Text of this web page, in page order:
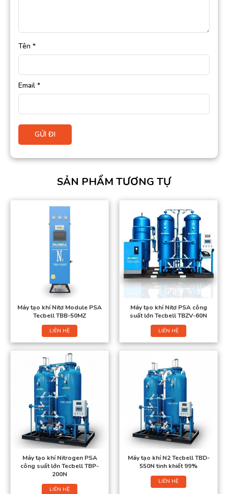
Tên *
Email *
SẢN PHẨM TƯƠNG TỰ
Máy tạo khí Nitơ Module PSA
Tecbell TBB-50MZ
LIÊN HỆ
Máy tạo khí Nitơ PSA công
suất lớn Tecbell TBZV-60N
LIÊN HỆ
Máy tạo khí Nitrogen PSA
công suất lớn Tecbell TBP-
200N
LIÊN HỆ
Máy tạo khí N2 Tecbell TBD-
550N tinh khiết 99%
LIÊN HỆ